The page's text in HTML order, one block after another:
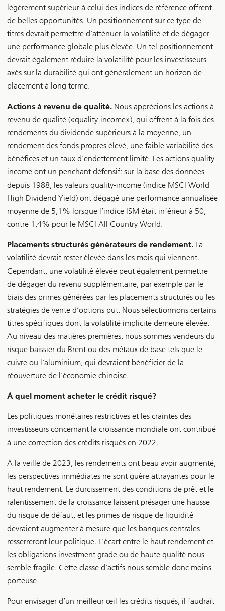
légèrement supérieur à celui des indices de référence offrent
de belles opportunités. Un positionnement sur ce type de
titres devrait permettre d’atténuer la volatilité et de dégager
une performance globale plus élevée. Un tel positionnement
devrait également réduire la volatilité pour les investisseurs
axés sur la durabilité qui ont généralement un horizon de
placement à long terme.
Actions à revenu de qualité. Nous apprécions les actions à
revenu de qualité («quality-income»), qui offrent à la fois des
rendements du dividende supérieurs à la moyenne, un
rendement des fonds propres élevé, une faible variabilité des
bénéfices et un taux d’endettement limité. Les actions quality-
income ont un penchant défensif: sur la base des données
depuis 1988, les valeurs quality-income (indice MSCI World
High Dividend Yield) ont dégagé une performance annualisée
moyenne de 5,1% lorsque l’indice ISM était inférieur à 50,
contre 1,4% pour le MSCI All Country World.
Placements structurés générateurs de rendement. La
volatilité devrait rester élevée dans les mois qui viennent.
Cependant, une volatilité élevée peut également permettre
de dégager du revenu supplémentaire, par exemple par le
biais des primes générées par les placements structurés ou les
stratégies de vente d’options put. Nous sélectionnons certains
titres spécifiques dont la volatilité implicite demeure élevée.
Au niveau des matières premières, nous sommes vendeurs du
risque baissier du Brent ou des métaux de base tels que le
cuivre ou l’aluminium, qui devraient bénéficier de la
réouverture de l’économie chinoise.
À quel moment acheter le crédit risqué?
Les politiques monétaires restrictives et les craintes des
investisseurs concernant la croissance mondiale ont contribué
à une correction des crédits risqués en 2022.
À la veille de 2023, les rendements ont beau avoir augmenté,
les perspectives immédiates ne sont guère attrayantes pour le
haut rendement. Le durcissement des conditions de prêt et le
ralentissement de la croissance laissent présager une hausse
du risque de défaut, et les primes de risque de liquidité
devraient augmenter à mesure que les banques centrales
resserreront leur politique. L’écart entre le haut rendement et
les obligations investment grade ou de haute qualité nous
semble fragile. Cette classe d’actifs nous semble donc moins
porteuse.
Pour envisager d’un meilleur œil les crédits risqués, il faudrait